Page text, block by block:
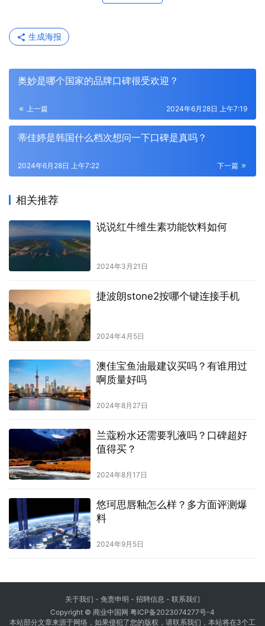
生成海报
奥妙是哪个国家的品牌口碑很受欢迎？
上一篇 2024年6月28日 上午7:19
蒂佳婷是韩国什么档次想问一下口碑是真吗？
下一篇
2024年6月28日 上午7:22
相关推荐
说说红牛维生素功能饮料如何
2024年3月21日
捷波朗stone2按哪个键连接手机
2024年4月5日
澳佳宝鱼油最建议买吗？有谁用过
啊质量好吗
2024年8月27日
兰蔻粉水还需要乳液吗？口碑超好
值得买？
2024年8月17日
悠珂思唇釉怎么样？多方面评测爆
料
2024年9月5日
关于我们 - 免责申明 - 招聘信息 - 联系我们
Copyright © 商业中国网 粤ICP备2023074277号-4
本站部分文章来源于网络，如果侵犯了您的版权，请联系我们，本站将在3个工